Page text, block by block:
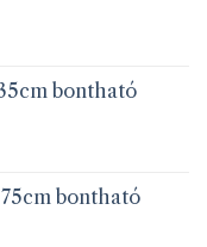
bontható
bontható